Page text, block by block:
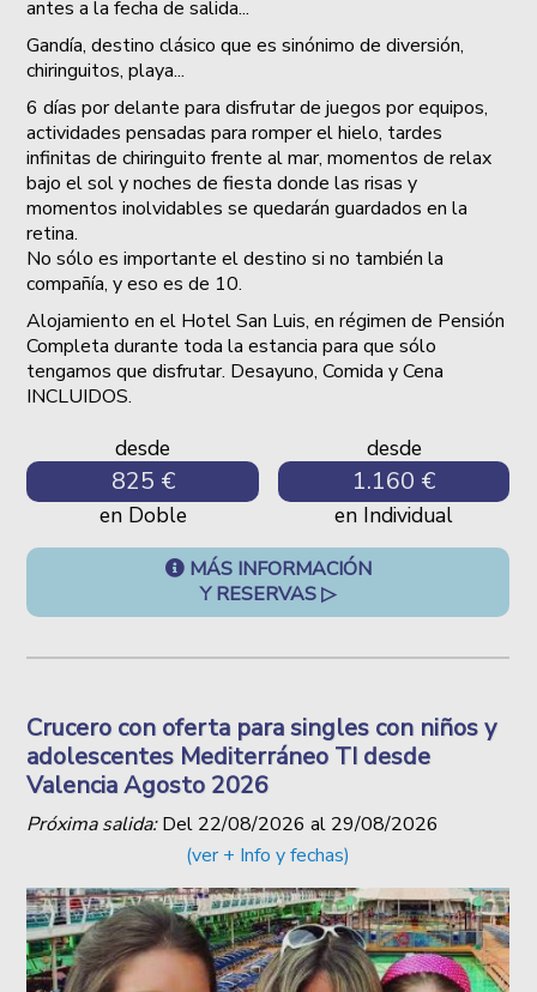
antes a la fecha de salida...
Gandía, destino clásico que es sinónimo de diversión,
chiringuitos, playa...
6 días por delante para disfrutar de juegos por equipos,
actividades pensadas para romper el hielo, tardes
infinitas de chiringuito frente al mar, momentos de relax
bajo el sol y noches de fiesta donde las risas y
momentos inolvidables se quedarán guardados en la
retina.
No sólo es importante el destino si no también la
compañía, y eso es de 10.
Alojamiento en el Hotel San Luis, en régimen de Pensión
Completa durante toda la estancia para que sólo
tengamos que disfrutar. Desayuno, Comida y Cena
INCLUIDOS.
desde
825 €
en Doble
desde
1.160 €
en Individual
MÁS INFORMACIÓN
Y RESERVAS ▷
Crucero con oferta para singles con niños y
adolescentes Mediterráneo TI desde
Valencia Agosto 2026
Próxima salida:Del 22/08/2026 al 29/08/2026
(ver + Info y fechas)